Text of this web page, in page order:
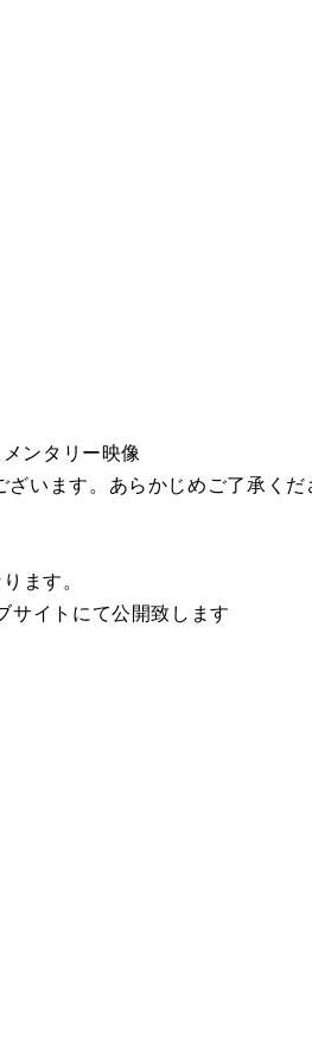
ンタリー映像
います。あらかじめご了承くだ
ます。
サイトにて公開致します